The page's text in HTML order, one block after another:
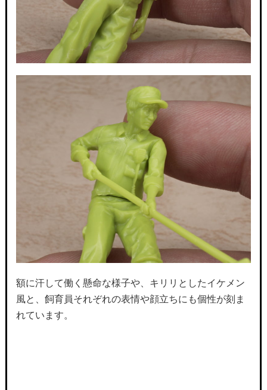
額に汗して働く懸命な様子や、キリリとしたイケメン
風と、飼育員それぞれの表情や顔立ちにも個性が刻ま
れています。